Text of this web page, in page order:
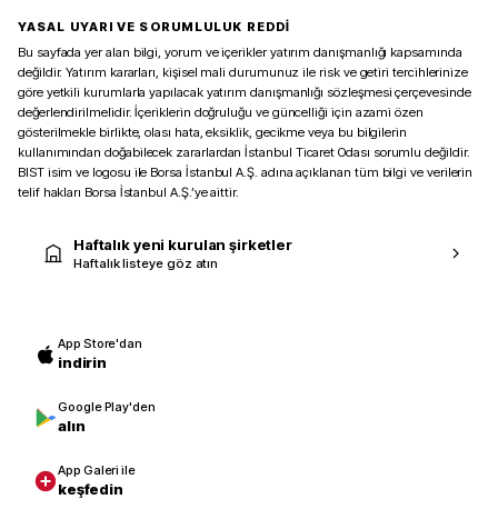
YASAL UYARI VE SORUMLULUK REDDİ
Bu sayfada yer alan bilgi, yorum ve içerikler yatırım danışmanlığı kapsamında
değildir. Yatırım kararları, kişisel mali durumunuz ile risk ve getiri tercihlerinize
göre yetkili kurumlarla yapılacak yatırım danışmanlığı sözleşmesi çerçevesinde
değerlendirilmelidir. İçeriklerin doğruluğu ve güncelliği için azami özen
gösterilmekle birlikte, olası hata, eksiklik, gecikme veya bu bilgilerin
kullanımından doğabilecek zararlardan İstanbul Ticaret Odası sorumlu değildir.
BIST isim ve logosu ile Borsa İstanbul A.Ş. adına açıklanan tüm bilgi ve verilerin
telif hakları Borsa İstanbul A.Ş.’ye aittir.
Haftalık yeni kurulan şirketler
Haftalık listeye göz atın
App Store'dan
indirin
Google Play'den
alın
App Galeri ile
keşfedin